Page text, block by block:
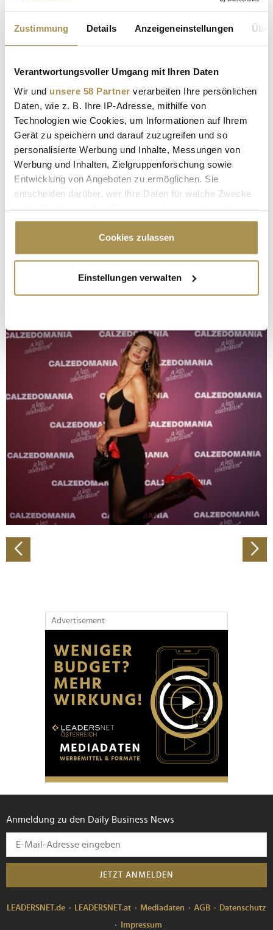
Zustimmung Details Anzeigeneinstellungen
Verantwortungsvoller Umgang mit Ihren Daten
Wir und unsere 58 Partner verarbeiten Ihre persönlichen
Daten, wie z. B. Ihre IP-Adresse, mithilfe von
Technologien wie Cookies, um Informationen auf Ihrem
Gerät zu speichern und darauf zuzugreifen und so
personalisierte Werbung und Inhalte, Messungen von
Werbung und Inhalten, Zielgruppenforschung sowie
Entwicklung von Angeboten zu ermöglichen. Sie
entscheiden darüber, wer Ihre Daten für welche Zwecke
Cookie-Erklärung oder durch Klicken auf das Privacy
Trigger Symbol ändern oder widerrufen
Informationen über Ihre geografische Lage
erfassen, welche bis auf einige Meter genau sein
bestimmten Merkmalen (Fingerprinting) identifizieren
Erfahren Sie mehr darüber, wie Ihre persönlichen Daten
verarbeitet werden, und legen Sie Ihre Präferenzen im
Abschnitt Einzelheitenfest.
Wir verwenden Cookies, um Inhalte und Anzeigen zu
personalisieren, Funktionen für soziale Medien anbieten
zu können und die Zugriffe auf unsere Website zu
analysieren. Außerdem geben wir Informationen zu Ihrer
Verwendung unserer Website an unsere Partner für
soziale Medien, Werbung und Analysen weiter. Unsere
Partner führen diese Informationen möglicherweise mit
weiteren Daten zusammen, die Sie ihnen bereitgestellt
gesammelt haben.
Cookies zulassen
Einstellungen verwalten
Advertisement
Anmeldung zu den Daily Business News
JETZT ANMELDEN
LEADERSNET.de LEADERSNET.at Mediadaten AGB
Datenschutz
Impressum